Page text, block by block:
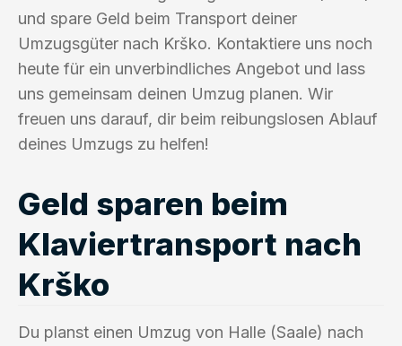
und spare Geld beim Transport deiner
Umzugsgüter nach Krško. Kontaktiere uns noch
heute für ein unverbindliches Angebot und lass
uns gemeinsam deinen Umzug planen. Wir
freuen uns darauf, dir beim reibungslosen Ablauf
deines Umzugs zu helfen!
Geld sparen beim
Klaviertransport nach
Krško
Du planst einen Umzug von Halle (Saale) nach